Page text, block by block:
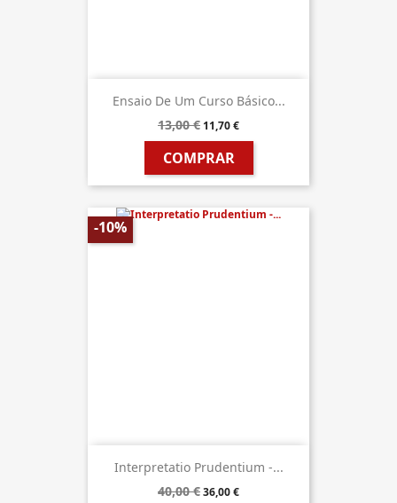
Ensaio De Um Curso Básico...
13,00 € 11,70 €
COMPRAR
Interpretatio Prudentium -...
40,00 €36,00 €
-10%